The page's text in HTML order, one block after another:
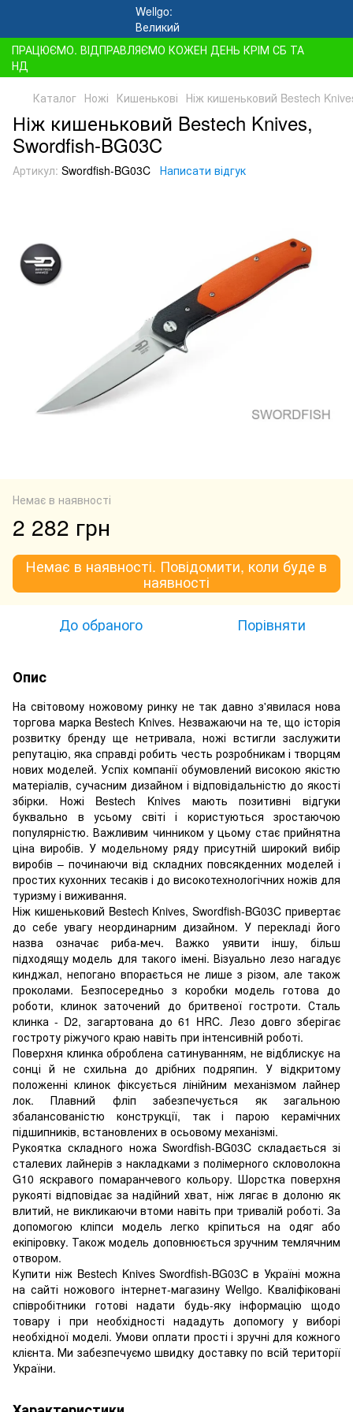
ПРАЦЮЄМО. ВІДПРАВЛЯЄМО КОЖЕН ДЕНЬ КРІМ СБ ТА
НД
Каталог Ножі Кишенькові Ніж кишеньковий Bestech
Ніж кишеньковий Bestech Knives,
Swordfish-BG03C
Артикул: Swordfish-BG03C Написати відгук
Немає в наявності
2 282 грн
Немає в наявності. Повідомити, коли буде в
наявності
До обраного Порівняти
Опис
На світовому ножовому ринку не так давно з'явилася нова
торгова марка Bestech Knives. Незважаючи на те, що історія
розвитку бренду ще нетривала, ножі встигли заслужити
репутацію, яка справді робить честь розробникам і творцям
нових моделей. Успіх компанії обумовлений високою якістю
матеріалів, сучасним дизайном і відповідальністю до якості
збірки. Ножі Bestech Knives мають позитивні відгуки
буквально в усьому світі і користуються зростаючою
популярністю. Важливим чинником у цьому стає прийнятна
ціна виробів. У модельному ряду присутній широкий вибір
виробів – починаючи від складних повсякденних моделей і
простих кухонних тесаків і до високотехнологічних ножів для
туризму і виживання.
Ніж кишеньковий Bestech Knives, Swordfish-BG03C привертає
до себе увагу неординарним дизайном. У перекладі його
назва означає риба-меч. Важко уявити іншу, більш
підходящу модель для такого імені. Візуально лезо нагадує
кинджал, непогано впорається не лише з різом, але також
проколами. Безпосередньо з коробки модель готова до
роботи, клинок заточений до бритвеної гостроти. Сталь
клинка - D2, загартована до 61 HRC. Лезо довго зберігає
гостроту ріжучого краю навіть при інтенсивній роботі.
Поверхня клинка оброблена сатинуванням, не відблискує на
сонці й не схильна до дрібних подряпин. У відкритому
положенні клинок фіксується лінійним механізмом лайнер
лок. Плавний фліп забезпечується як загальною
збалансованістю конструкції, так і парою керамічних
підшипників, встановлених в осьовому механізмі.
Рукоятка складного ножа Swordfish-BG03C складається зі
сталевих лайнерів з накладками з полімерного скловолокна
G10 яскравого помаранчевого кольору. Шорстка поверхня
рукояті відповідає за надійний хват, ніж лягає в долоню як
влитий, не викликаючи втоми навіть при тривалій роботі. За
допомогою кліпси модель легко кріпиться на одяг або
екіпіровку. Також модель доповнюється зручним темлячним
отвором.
Купити ніж Bestech Knives Swordfish-BG03C в Україні можна
на сайті ножового інтернет-магазину Wellgo. Кваліфіковані
співробітники готові надати будь-яку інформацію щодо
товару і при необхідності нададуть допомогу у виборі
необхідної моделі. Умови оплати прості і зручні для кожного
клієнта. Ми забезпечуємо швидку доставку по всій території
України.